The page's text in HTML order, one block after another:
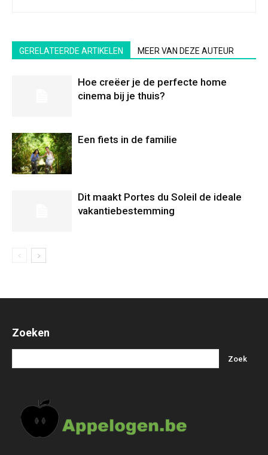
GERELATEERDE ARTIKELEN MEER VAN DEZE AUTEUR
Hoe creëer je de perfecte home
cinema bij je thuis?
Een fiets in de familie
Dit maakt Portes du Soleil de ideale
vakantiebestemming
Zoeken